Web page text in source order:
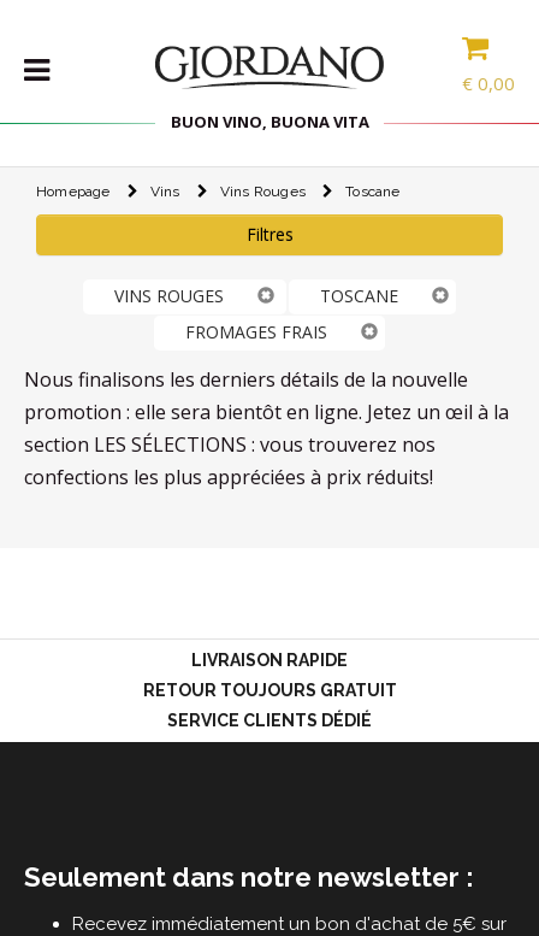
€ 0,00
BUON VINO, BUONA VITA
VINS
SPÉCIALITÉS
SÉLECTIONS
PROMOS
PROMOTIONS
BLOG
Homepage Vins Vins Rouges Toscane
Filtres
VINS ROUGES
TOSCANE
FROMAGES FRAIS
Nous finalisons les derniers détails de la nouvelle
promotion : elle sera bientôt en ligne. Jetez un œil à la
section LES SÉLECTIONS : vous trouverez nos
confections les plus appréciées à prix réduits!
LIVRAISON RAPIDE
RETOUR TOUJOURS GRATUIT
SERVICE CLIENTS DÉDIÉ
Seulement dans notre newsletter :
Recevez immédiatement un bon d'achat de 5€ sur